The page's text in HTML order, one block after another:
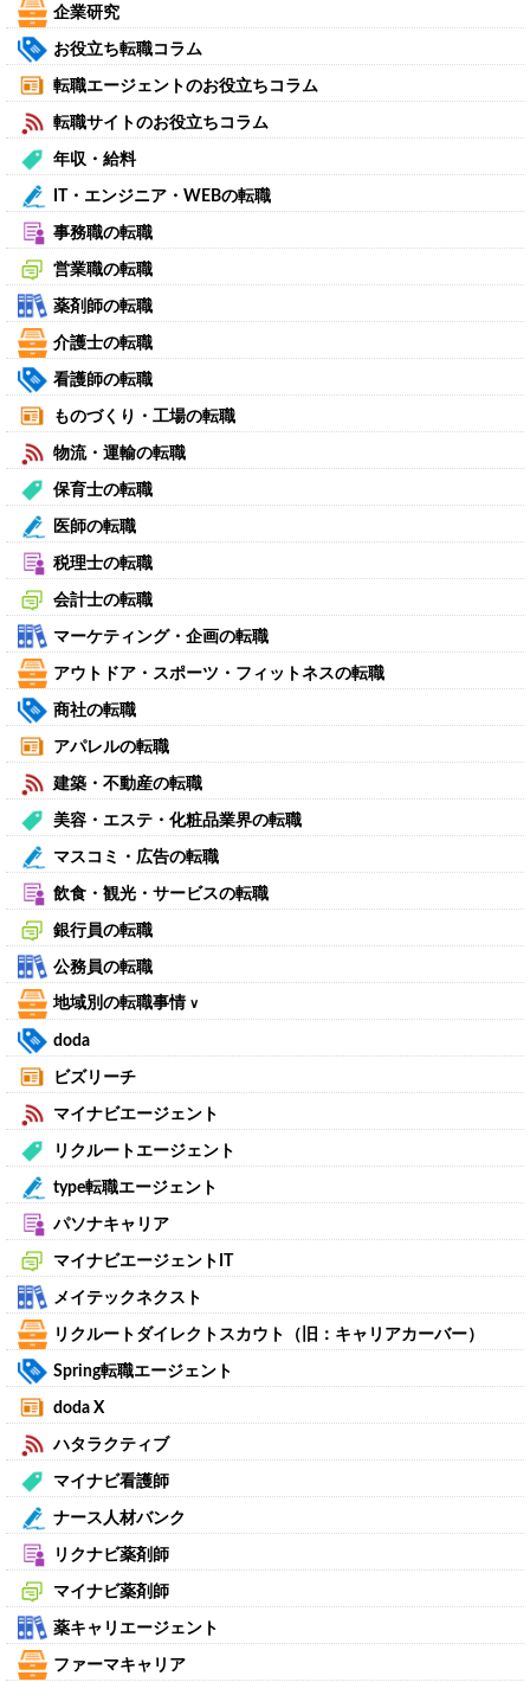
企業研究
お役立ち転職コラム
転職エージェントのお役立ちコラム
転職サイトのお役立ちコラム
年収・給料
IT・エンジニア・WEBの転職
事務職の転職
営業職の転職
薬剤師の転職
介護士の転職
看護師の転職
ものづくり・工場の転職
物流・運輸の転職
保育士の転職
医師の転職
税理士の転職
会計士の転職
マーケティング・企画の転職
アウトドア・スポーツ・フィットネスの転職
商社の転職
アパレルの転職
建築・不動産の転職
美容・エステ・化粧品業界の転職
マスコミ・広告の転職
飲食・観光・サービスの転職
銀行員の転職
公務員の転職
地域別の転職事情 ∨
doda
ビズリーチ
マイナビエージェント
リクルートエージェント
type転職エージェント
パソナキャリア
マイナビエージェントIT
メイテックネクスト
リクルートダイレクトスカウト（旧：キャリアカーバー）
Spring転職エージェント
doda X
ハタラクティブ
マイナビ看護師
ナース人材バンク
リクナビ薬剤師
マイナビ薬剤師
薬キャリエージェント
ファーマキャリア